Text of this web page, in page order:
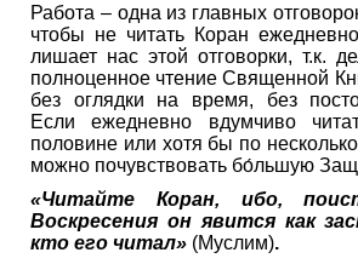
Работа – одна из главных
чтобы не читать Коран
лишает нас этой отговорки, т.к.
полноценное чтение Священной
без оглядки на время, без
Если ежедневно вдумчиво
половине или хотя бы по
можно почувствовать бо́льшую
«Читайте Коран, ибо,
Воскресения он явится как
кто его читал» (Муслим).